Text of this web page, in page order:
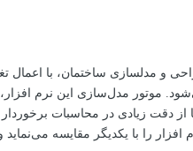
مدلسازی ساختمان، با اعمال
از دقت زیادی در محاسبات
را با یکدیگر مقایسه